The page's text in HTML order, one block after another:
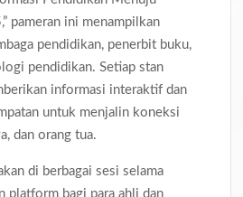
pameran ini menampilkan
pendidikan, penerbit buku,
pendidikan. Setiap stan
informasi interaktif dan
untuk menjalin koneksi
dan orang tua.
di berbagai sesi selama
platform bagi para ahli dan